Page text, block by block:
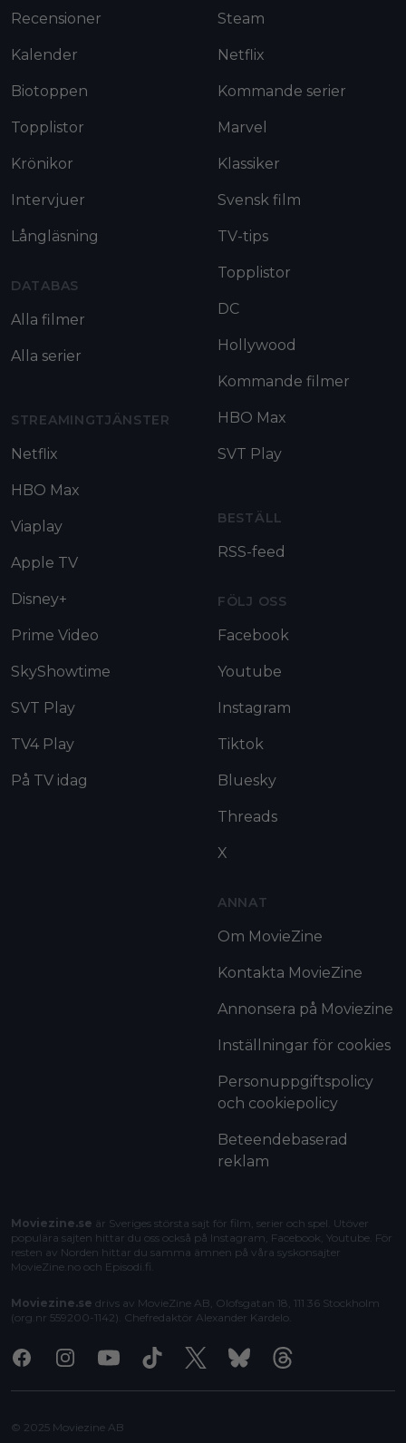
Recensioner
Kalender
Biotoppen
Topplistor
Krönikor
Intervjuer
Långläsning
DATABAS
Alla filmer
Alla serier
STREAMINGTJÄNSTER
Netflix
HBO Max
Viaplay
Apple TV
Disney+
Prime Video
SkyShowtime
SVT Play
TV4 Play
På TV idag
Steam
Netflix
Kommande serier
Marvel
Klassiker
Svensk film
TV-tips
Topplistor
DC
Hollywood
Kommande filmer
HBO Max
SVT Play
BESTÄLL
RSS-feed
FÖLJ OSS
Facebook
Youtube
Instagram
Tiktok
Bluesky
Threads
X
ANNAT
Om MovieZine
Kontakta MovieZine
Annonsera på Moviezine
Inställningar för cookies
Personuppgiftspolicy
och cookiepolicy
Beteendebaserad
reklam
Moviezine.se är Sveriges största sajt för film, serier och spel. Utöver
populära sajten hittar du oss också på Instagram, Facebook, Youtube. För
resten av Norden hittar du samma ämnen på våra syskonsajter
MovieZine.no och Episodi.fi
Moviezine.se drivs av MovieZine AB, Olofsgatan 18, 111 36 Stockholm
(org.nr 559200-1142). Chefredaktör Alexander Kardelo
FacebookInstagramYoutubeTiktok X BlueskyThreads
© 2025 Moviezine AB